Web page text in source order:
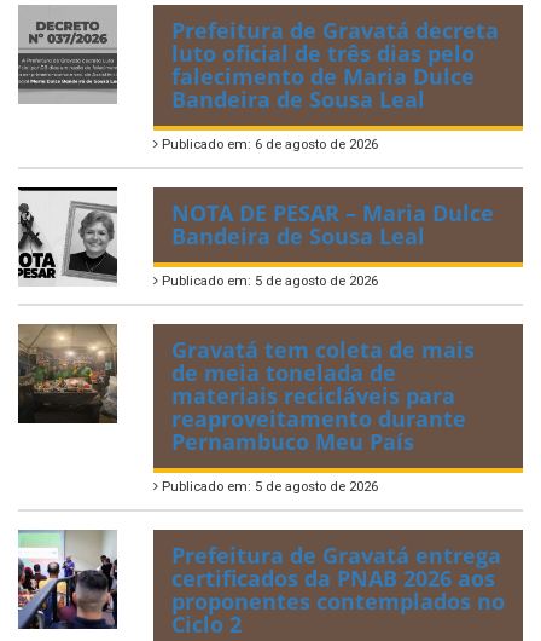
Prefeitura de Gravatá decreta
luto oficial de três dias pelo
falecimento de Maria Dulce
Bandeira de Sousa Leal
Publicado em: 6 de agosto de 2026
NOTA DE PESAR – Maria Dulce
Bandeira de Sousa Leal
Publicado em: 5 de agosto de 2026
Gravatá tem coleta de mais
de meia tonelada de
materiais recicláveis para
reaproveitamento durante
Pernambuco Meu País
Publicado em: 5 de agosto de 2026
Prefeitura de Gravatá entrega
certificados da PNAB 2026 aos
proponentes contemplados no
Ciclo 2